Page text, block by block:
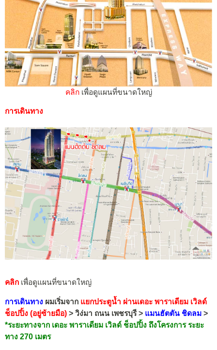
คลิกเพื่อดูแผนที่ขนาดใหญ่
การเดินทาง
คลิก เพื่อดูแผนที่ขนาดใหญ่
การเดินทาง ผมเริ่มจาก แยกประตูน้ำ ผ่านเดอะ พาราเดียม เวิลด์
ช็อปปิ้ง (อยู่ซ้ายมือ) > วิง่มา ถนน เพชรบุรี > แมนฮัตตัน ชิดลม >
*ระยะทางจาก เดอะ พาราเดียม เวิลด์ ช็อปปิ้ง ถึงโครงการ ระยะ
ทาง 270 เมตร